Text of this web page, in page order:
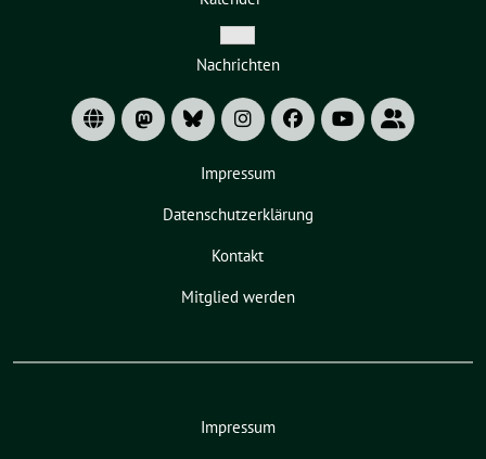
Zeige
Untermenü
Nachrichten
Impressum
Datenschutzerklärung
Kontakt
Mitglied werden
Impressum